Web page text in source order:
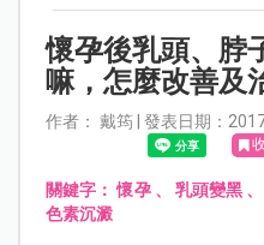
懷孕後乳頭、脖
嘛，怎麼改善及
作者： 戴筠 | 發表日期：
關鍵字：懷孕、 乳頭變黑 、
色素沉澱